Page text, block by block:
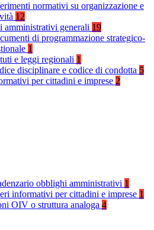
normativi su organizzazione e
12
amministrativi generali 19
di programmazione strategico-
1
e leggi regionali 1
disciplinare e codice di condotta 5
per cittadini e imprese 2
obblighi amministrativi 1
informativi per cittadini e imprese 1
OIV o struttura analoga 4